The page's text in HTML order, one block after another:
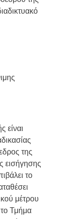
είναι
της
εισήγησης
το
μέτρου
Τμήμα